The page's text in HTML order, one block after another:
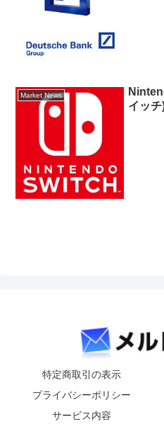
Market News
イッ
特定商取引の表示
プライバシーポリシー
サービス内容